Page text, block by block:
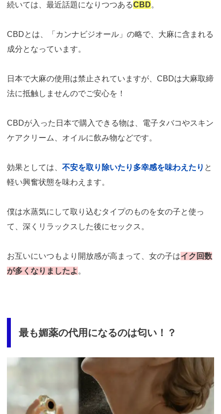
続いては、最近話題になりつつあるCBD。
CBDとは、「カンナビジオール」の略で、大麻に含まれる
成分となっています。
日本で大麻の使用は禁止されていますが、CBDは大麻取締
法に抵触しませんのでご安心を！
CBDが入った日本で購入できる物は、電子タバコやスキン
ケアクリーム、オイルに飲み物などです。
効果としては、 不安を取り除いたり多幸感を味わえたり と
軽い興奮状態を味わえます。
僕は水蒸気にして取り込むタイプのものを女の子と使っ
て、深くリラックスした後にセックス。
お互いにいつもより開放感が高まって、女の子はイク回数
が多くなりましたよ。
最も媚薬の代用になるのは匂い！？